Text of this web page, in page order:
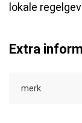
lokale
Extra
merk